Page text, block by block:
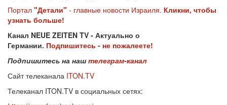
Портал "Детали" - главные новости Израиля. Кликни, чтобы
узнать больше!
Канал NEUE ZEITEN TV - Актуально о
Германии. Подпишитесь - не пожалеете!
Подпишитесь на наш телеграм-канал
Сайт телеканала ITON.TV
Телеканал ITON.TV в социальных сетях: